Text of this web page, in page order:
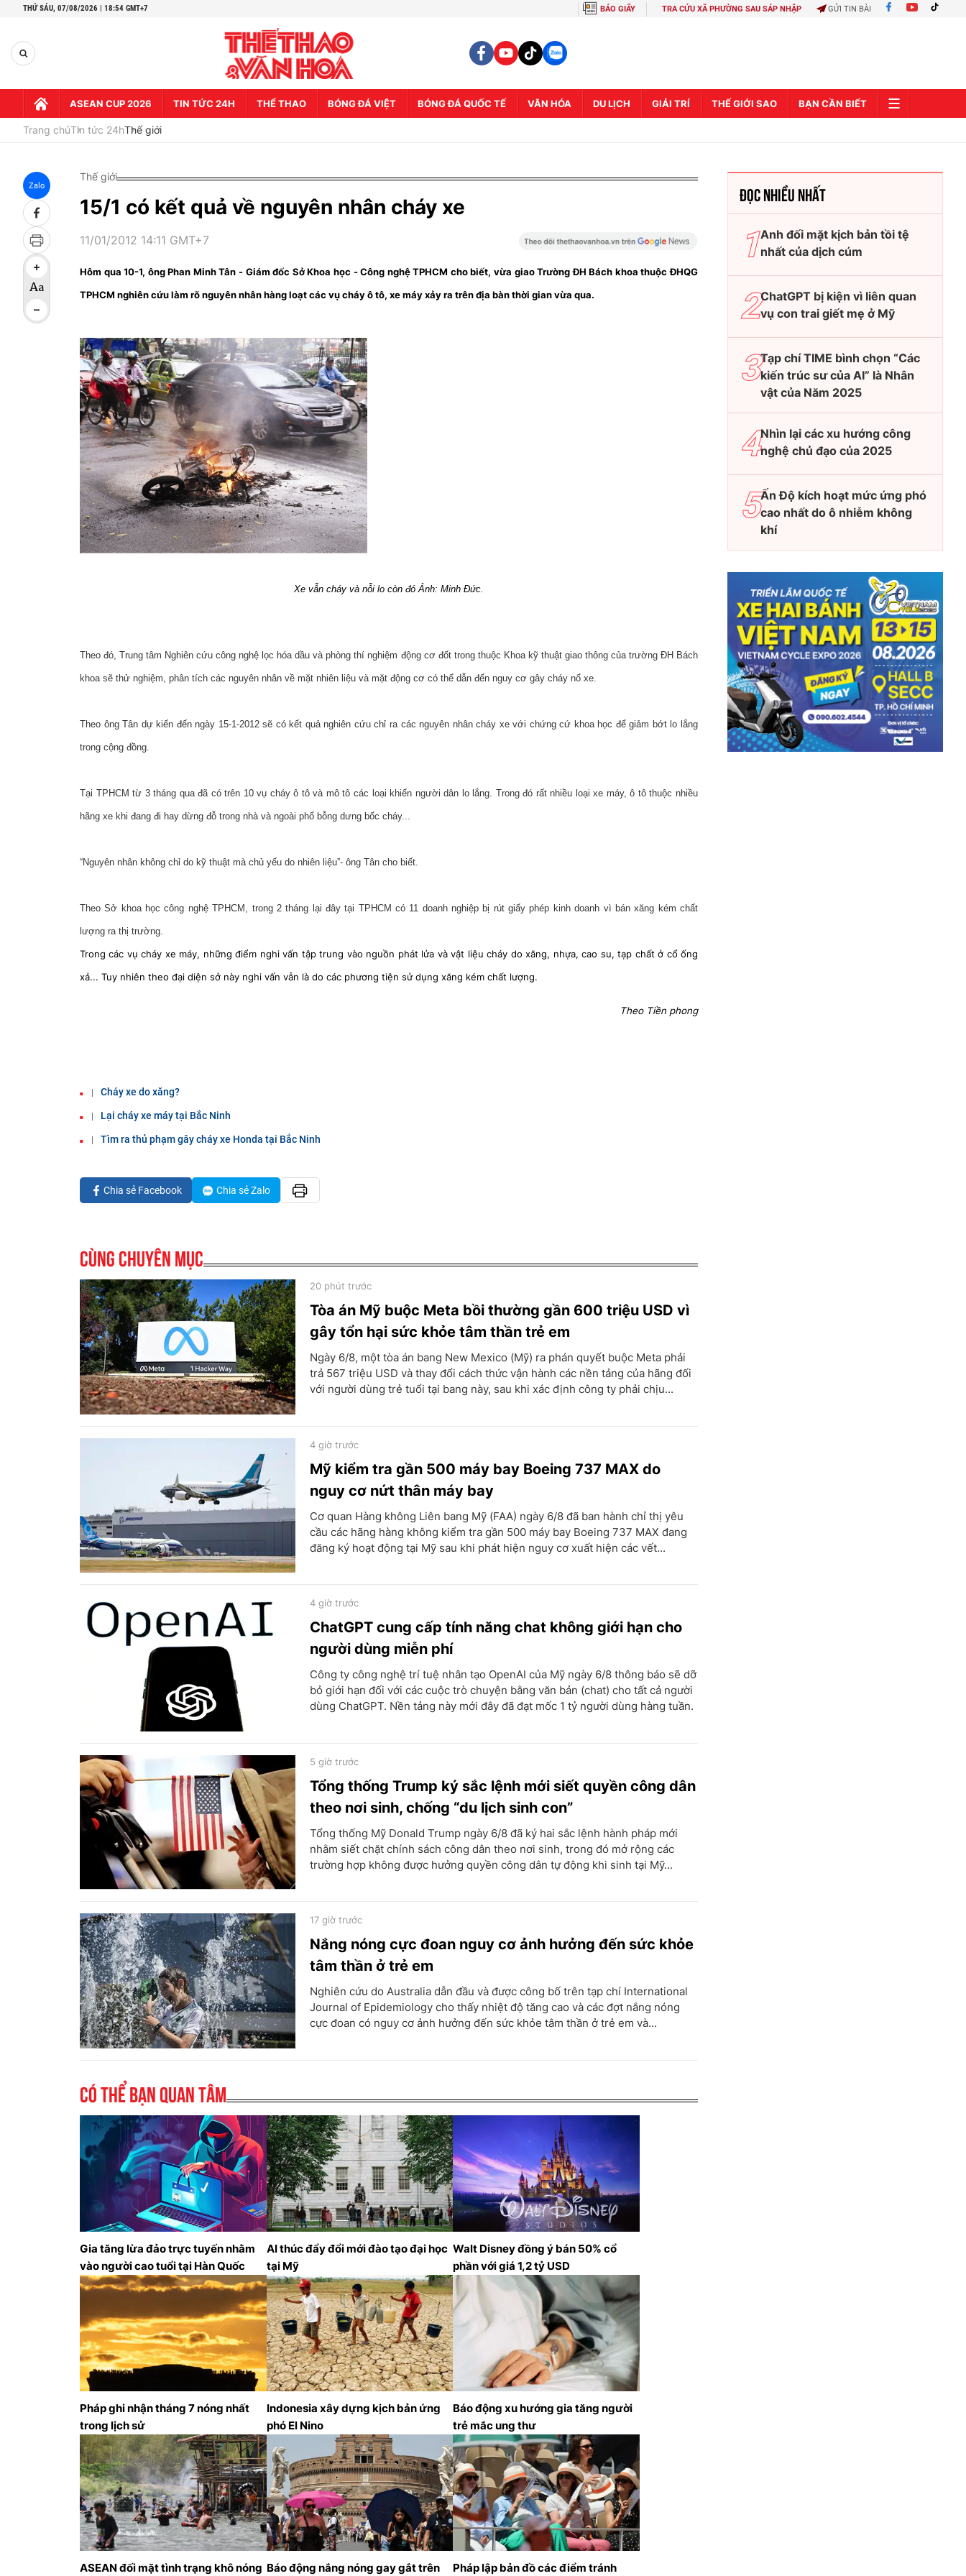
THỨ SÁU, 07/08/2026 | 18:54 GMT+7 BÁO GIẤY TRA CỨU XÃ PHƯỜNG SAU SÁP NHẬP GỬI TIN BÀI
ASEAN CUP 2026 TIN TỨC 24H THỂ THAO BÓNG ĐÁ VIỆT BÓNG ĐÁ QUỐC TẾ VĂN HÓA DU LỊCH GIẢI TRÍ THẾ GIỚI SAO BẠN CẦN BIẾT
Trang chủTin tức 24hThế giới
Zalo
Thế giới
15/1 có kết quả về nguyên nhân cháy xe
11/01/2012 14:11 GMT+7
Hôm qua 10-1, ông Phan Minh Tân - Giám đốc Sở Khoa học - Công nghệ TPHCM cho biết, vừa giao Trường ĐH Bách khoa thuộc ĐHQG
TPHCM nghiên cứu làm rõ nguyên nhân hàng loạt các vụ cháy ô tô, xe máy xảy ra trên địa bàn thời gian vừa qua.
Xe vẫn cháy và nỗi lo còn đó Ảnh: Minh Đức.
Theo đó, Trung tâm Nghiên cứu công nghệ lọc hóa dầu và phòng thí nghiệm động cơ đốt trong thuộc Khoa kỹ thuật giao thông của trường ĐH Bách
khoa sẽ thử nghiệm, phân tích các nguyên nhân về mặt nhiên liệu và mặt động cơ có thể dẫn đến nguy cơ gây cháy nổ xe.
Theo ông Tân dự kiến đến ngày 15-1-2012 sẽ có kết quả nghiên cứu chỉ ra các nguyên nhân cháy xe với chứng cứ khoa học để giảm bớt lo lắng
trong cộng đồng.
Tại TPHCM từ 3 tháng qua đã có trên 10 vụ cháy ô tô và mô tô các loại khiến người dân lo lắng. Trong đó rất nhiều loại xe máy, ô tô thuộc nhiều
hãng xe khi đang đi hay dừng đỗ trong nhà và ngoài phố bỗng dưng bốc cháy...
“Nguyên nhân không chỉ do kỹ thuật mà chủ yếu do nhiên liệu”- ông Tân cho biết.
Theo Sở khoa học công nghệ TPHCM, trong 2 tháng lại đây tại TPHCM có 11 doanh nghiệp bị rút giấy phép kinh doanh vì bán xăng kém chất
lượng ra thị trường.
Trong các vụ cháy xe máy, những điểm nghi vấn tập trung vào nguồn phát lửa và vật liệu cháy do xăng, nhựa, cao su, tạp chất ở cổ ống
xả... Tuy nhiên theo đại diện sở này nghi vấn vẫn là do các phương tiện sử dụng xăng kém chất lượng.
Theo Tiền phong
Cháy xe do xăng?
Lại cháy xe máy tại Bắc Ninh
Tìm ra thủ phạm gây cháy xe Honda tại Bắc Ninh
Chia sẻ Facebook Chia sẻ Zalo
Cùng chuyên mục
Tòa án Mỹ buộc Meta bồi thường gần 600 triệu USD vì
gây tổn hại sức khỏe tâm thần trẻ em
20 phút trước
Ngày 6/8, một tòa án bang New Mexico (Mỹ) ra phán quyết buộc Meta phải
trả 567 triệu USD và thay đổi cách thức vận hành các nền tảng của hãng đối
với người dùng trẻ tuổi tại bang này, sau khi xác định công ty phải chịu...
Mỹ kiểm tra gần 500 máy bay Boeing 737 MAX do
nguy cơ nứt thân máy bay
4 giờ trước
Cơ quan Hàng không Liên bang Mỹ (FAA) ngày 6/8 đã ban hành chỉ thị yêu
cầu các hãng hàng không kiểm tra gần 500 máy bay Boeing 737 MAX đang
đăng ký hoạt động tại Mỹ sau khi phát hiện nguy cơ xuất hiện các vết...
ChatGPT cung cấp tính năng chat không giới hạn cho
người dùng miễn phí
4 giờ trước
Công ty công nghệ trí tuệ nhân tạo OpenAI của Mỹ ngày 6/8 thông báo sẽ dỡ
bỏ giới hạn đối với các cuộc trò chuyện bằng văn bản (chat) cho tất cả người
dùng ChatGPT. Nền tảng này mới đây đã đạt mốc 1 tỷ người dùng hàng tuần.
Tổng thống Trump ký sắc lệnh mới siết quyền công dân
theo nơi sinh, chống “du lịch sinh con”
5 giờ trước
Tổng thống Mỹ Donald Trump ngày 6/8 đã ký hai sắc lệnh hành pháp mới
nhằm siết chặt chính sách công dân theo nơi sinh, trong đó mở rộng các
trường hợp không được hưởng quyền công dân tự động khi sinh tại Mỹ...
Nắng nóng cực đoan nguy cơ ảnh hưởng đến sức khỏe
tâm thần ở trẻ em
17 giờ trước
Nghiên cứu do Australia dẫn đầu và được công bố trên tạp chí International
Journal of Epidemiology cho thấy nhiệt độ tăng cao và các đợt nắng nóng
cực đoan có nguy cơ ảnh hưởng đến sức khỏe tâm thần ở trẻ em và...
Có thể bạn quan tâm
Gia tăng lừa đảo trực tuyến nhằm
vào người cao tuổi tại Hàn Quốc
AI thúc đẩy đổi mới đào tạo đại học
tại Mỹ
Walt Disney đồng ý bán 50% cổ
phần với giá 1,2 tỷ USD
Pháp ghi nhận tháng 7 nóng nhất
trong lịch sử
Indonesia xây dựng kịch bản ứng
phó El Nino
Báo động xu hướng gia tăng người
trẻ mắc ung thư
ASEAN đối mặt tình trạng khô nóng Báo động nắng nóng gay gắt trên Pháp lập bản đồ các điểm tránh
ĐỌC NHIỀU NHẤT
Anh đối mặt kịch bản tồi tệ
nhất của dịch cúm
ChatGPT bị kiện vì liên quan
vụ con trai giết mẹ ở Mỹ
Tạp chí TIME bình chọn “Các
kiến trúc sư của AI” là Nhân
vật của Năm 2025
Nhìn lại các xu hướng công
nghệ chủ đạo của 2025
Ấn Độ kích hoạt mức ứng phó
cao nhất do ô nhiễm không
khí